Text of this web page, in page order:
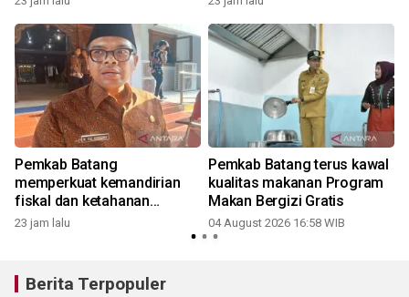
Pemkab Batang
memperkuat kemandirian
fiskal dan ketahanan
pangan
23 jam lalu
Pemkab Batang terus kawal
kualitas makanan Program
Makan Bergizi Gratis
04 August 2026 16:58 WIB
Berita Terpopuler